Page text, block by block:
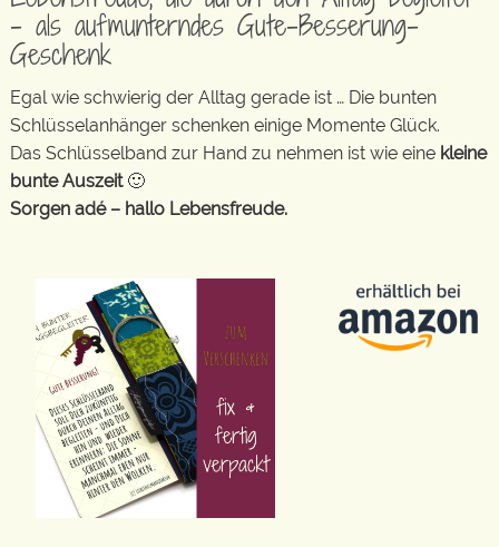
– als aufmunterndes Gute-Besserung-
Geschenk
Egal wie schwierig der Alltag gerade ist … Die bunten
Schlüsselanhänger schenken einige Momente Glück.
Das Schlüsselband zur Hand zu nehmen ist wie eine kleine
bunte Auszeit🙂
Sorgen adé – hallo Lebensfreude.